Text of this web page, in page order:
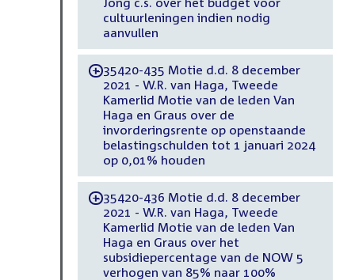
cultuurleningen indien nodig
aanvullen
-35420-435 Motie d.d. 8 december
2021 - W.R. van Haga, Tweede
Kamerlid Motie van de leden Van
Haga en Graus over de
invorderingsrente op openstaande
belastingschulden tot 1 januari 2024
op 0,01% houden
-35420-436 Motie d.d. 8 december
2021 - W.R. van Haga, Tweede
Kamerlid Motie van de leden Van
Haga en Graus over het
subsidiepercentage van de NOW 5
verhogen van 85% naar 100%